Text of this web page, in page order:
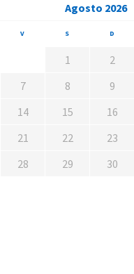
Agosto 2026
V S D
1
2
7 8
9
14 15
16
21 22
23
28 29
30